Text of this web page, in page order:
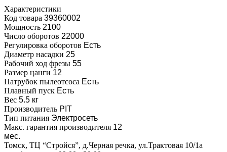
Характеристики
Код товара 39360002
Мощность 2100
Число оборотов 22000
Регулировка оборотов Есть
Диаметр насадки 25
Рабочий ход фрезы 55
Размер цанги 12
Патрубок пылеотсоса Есть
Плавный пуск Есть
Вес 5.5 кг
Производитель PIT
Тип питания Электросеть
Макс. гарантия производителя 12
мес.
Томск, ТЦ “Стройся”, д.Черная речка, ул.Трактовая 10/1а